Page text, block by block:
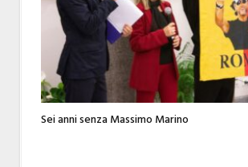
Sei anni senza Massimo Marino